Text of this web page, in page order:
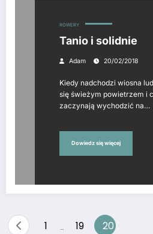
ROWERY
Tanio i solidnie
Adam 20/02/2018
Kiedy nadchodzi wiosna
się świeżym powietrzem i
zaczynają wychodzić na…
Dowiedz się więcej
Stronicowanie
1 … 19 20